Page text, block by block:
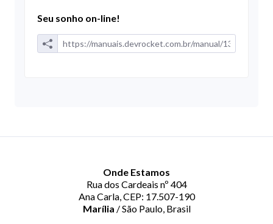
Seu sonho on-line!
Onde Estamos
Rua dos Cardeais nº 404
Ana Carla, CEP: 17.507-190
Marília / São Paulo, Brasil